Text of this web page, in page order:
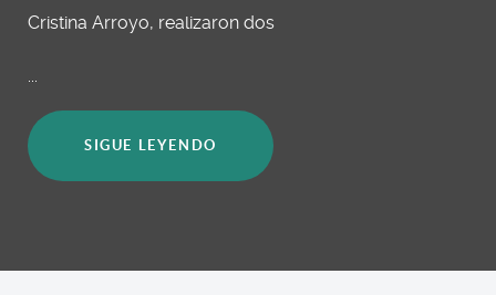
Cristina Arroyo, realizaron dos
...
SIGUE LEYENDO